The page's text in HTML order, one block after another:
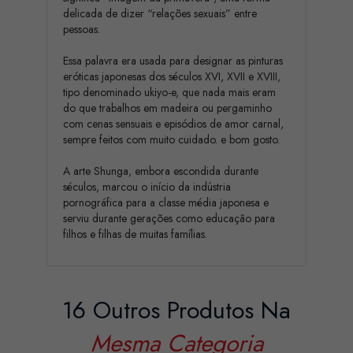
delicada de dizer “relações sexuais” entre
pessoas.
Essa palavra era usada para designar as pinturas
eróticas japonesas dos séculos XVI, XVII e XVIII,
tipo denominado ukiyo-e, que nada mais eram
do que trabalhos em madeira ou pergaminho
com cenas sensuais e episódios de amor carnal,
sempre feitos com muito cuidado. e bom gosto.
A arte Shunga, embora escondida durante
séculos, marcou o início da indústria
pornográfica para a classe média japonesa e
serviu durante gerações como educação para
filhos e filhas de muitas famílias.
16 Outros Produtos Na
Mesma Categoria